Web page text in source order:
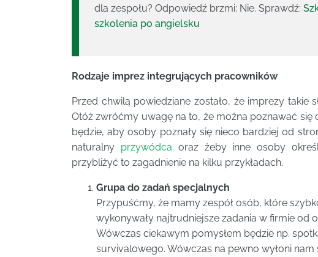
dla zespołu? Odpowiedź brzmi: Nie. Sprawdź:
szkolenia po angielsku
Rodzaje imprez integrujących pracowników
Przed chwilą powiedziane zostało, że imprezy takie
Otóż zwróćmy uwagę na to, że można poznawać
będzie, aby osoby poznały się nieco bardziej od
naturalny przywódca oraz żeby inne osoby
przybliżyć to zagadnienie na kilku przykładach.
Grupa do zadań specjalnych
Przypuśćmy, że mamy zespół osób, które
wykonywały najtrudniejsze zadania w firmie od
Wówczas ciekawym pomysłem będzie np.
survivalowego. Wówczas na pewno wyłoni